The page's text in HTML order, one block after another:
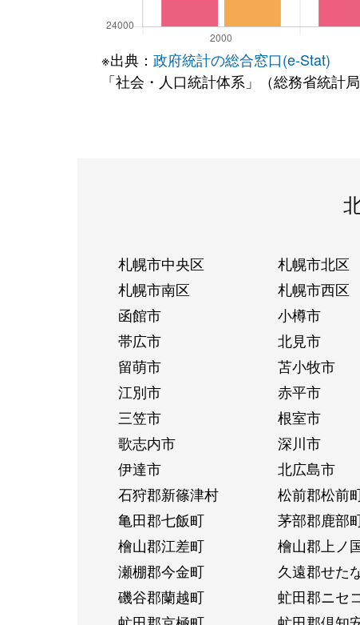
※出典： 政府統計の総合窓口(e-Stat)
「社会・人口統計体系」（総務省統計
札幌市中央区 札幌市北区
札幌市南区
札幌市西区
函館市
小樽市
帯広市
北見市
留萌市
苫小牧市
江別市
赤平市
三笠市
根室市
歌志内市
深川市
伊達市
北広島市
石狩郡新篠津村
松前郡松前
亀田郡七飯町
茅部郡鹿部
檜山郡江差町
檜山郡上ノ
瀬棚郡今金町
久遠郡せた
磯谷郡蘭越町
虻田郡ニセ